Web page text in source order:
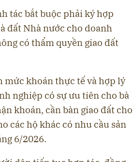
tác bắt buộc phải ký hợp
đất Nhà nước cho doanh
có thẩm quyền giao đất
mức khoán thực tế và hợp lý
nghiệp có sự ưu tiên cho bà
khoán, cần bàn giao đất cho
các hộ khác có nhu cầu sản
6/2026.